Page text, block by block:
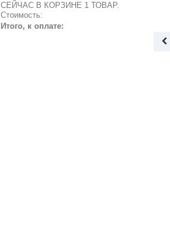
СЕЙЧАС В КОРЗИНЕ 1 ТОВАР.
Стоимость:
Итого, к оплате: